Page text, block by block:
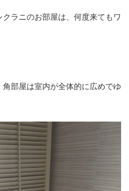
ラニのお部屋は、何度来てもワ
部屋は室内が全体的に広めでゆ